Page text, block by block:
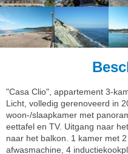
"Casa Clio", appartement 3-
Licht, volledig gerenoveerd in
woon-/slaapkamer met
eettafel en TV. Uitgang naar
naar het balkon. 1 kamer met
afwasmachine, 4